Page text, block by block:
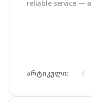
reliable service —
არტიკული: